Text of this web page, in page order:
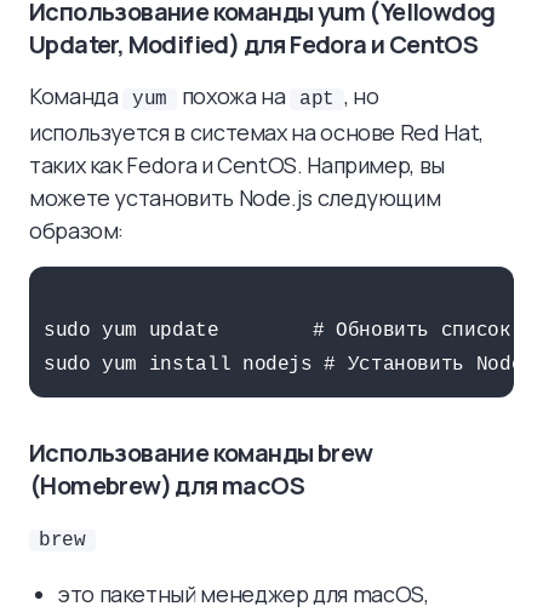
Использование команды yum (Yellowdog
Updater, Modified) для Fedora и CentOS
Команда yum похожа на apt , но
используется в системах на основе Red Hat,
таких как Fedora и CentOS. Например, вы
можете установить Node.js следующим
образом:
sudo yum update        # Обновить список
Использование команды brew
(Homebrew) для macOS
brew
это пакетный менеджер для macOS,